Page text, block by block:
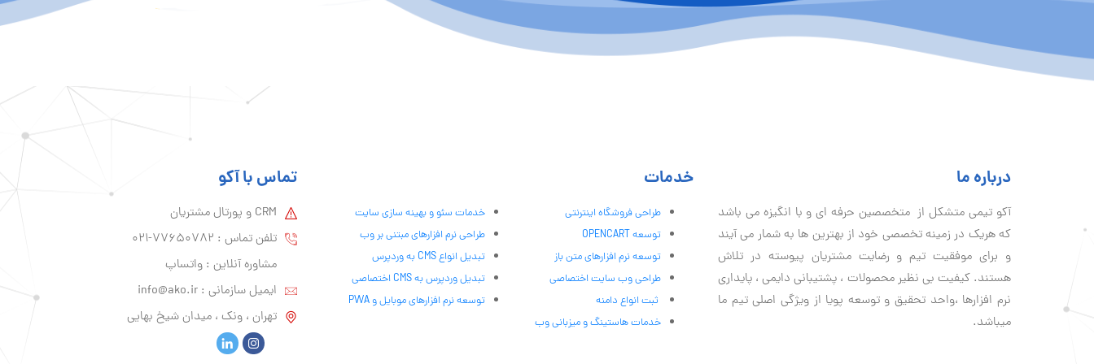
درباره ما
آكو تيمی متشکل از متخصصین حرفه ای و با انگیزه می باشد
که هریک در زمینه تخصصی خود از بهترین ها به شمار می آیند
و برای موفقیت تيم و رضایت مشتریان پیوسته در تلاش
هستند. کیفیت بی نظير محصولات ، پشتیبانی دايمی ، پایداری
نرم افزارها ،واحد تحقیق و توسعه پویا از ویژگی اصلی تیم ما
میباشد.
خدمات
طراحی فروشگاه اینترنتی
توسعه OPENCART
توسعه نرم افزارهای متن باز
طراحی وب سایت اختصاصی
ثبت انواع دامنه
خدمات هاستینگ و میزبانی وب
خدمات سئو و بهینه سازی سایت
طراحی نرم افزارهای مبتنی بر وب
تبدیل انواع CMS به وردپرس
تبدیل وردپرس به CMS اختصاصی
توسعه نرم افزارهای موبایل و PWA
تماس با آکو
CRM و پورتال مشتریان
تلفن تماس :‌ 77650782-021
مشاوره آنلاین : واتساپ
ایمیل سازمانی :‌info@ako.ir
تهران ، ونک ، میدان شیخ بهایی